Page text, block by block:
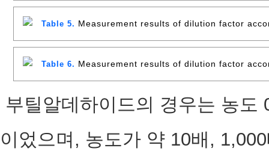
Table 5. Measurement results of dilution factor
Table 6. Measurement results of dilution factor
부틸알데하이드의 경우는 농도
이었으며, 농도가 약 10배,